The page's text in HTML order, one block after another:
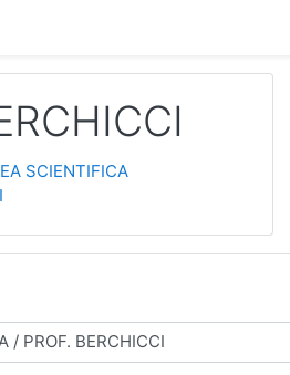
SCIENTIFICA